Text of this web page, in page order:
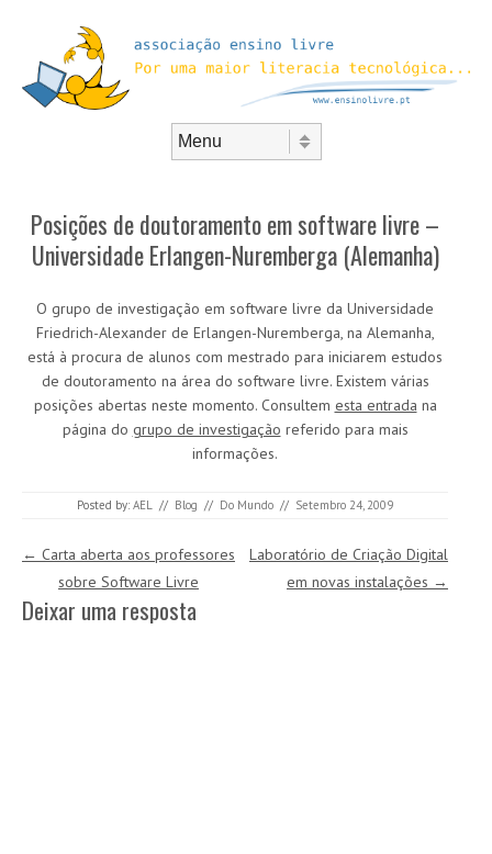
Posições de doutoramento em software livre –
Universidade Erlangen-Nuremberga (Alemanha)
O grupo de investigação em software livre da Universidade
Friedrich-Alexander de Erlangen-Nuremberga, na Alemanha,
está à procura de alunos com mestrado para iniciarem estudos
de doutoramento na área do software livre. Existem várias
posições abertas neste momento. Consultem esta entrada na
página do grupo de investigação referido para mais
informações.
Posted by: AEL // Blog // Do Mundo // Setembro 24, 2009
Post navigation
← Carta aberta aos professores
sobre Software Livre
Laboratório de Criação Digital
em novas instalações →
Deixar uma resposta